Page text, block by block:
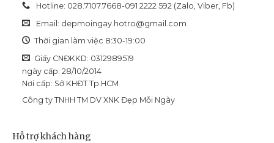
Hotline: 028.7107.7668-091 2222 592 (Zalo, Viber, Fb)
Email: depmoingay.hotro@gmail.com
Thời gian làm việc 8:30-19:00
Giấy CNĐKKD: 0312989519
ngày cấp: 28/10/2014
Nơi cấp: Sở KHĐT Tp.HCM
Công ty TNHH TM DV XNK Đẹp Mỗi Ngày
Hỗ trợ khách hàng